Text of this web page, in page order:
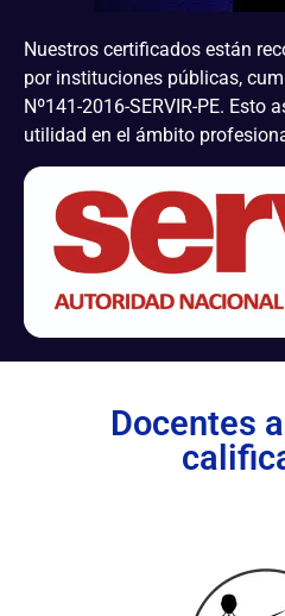
Nuestros certificados están
por instituciones públicas,
Nº141-2016-SERVIR-PE. Esto
utilidad en el ámbito
Docentes